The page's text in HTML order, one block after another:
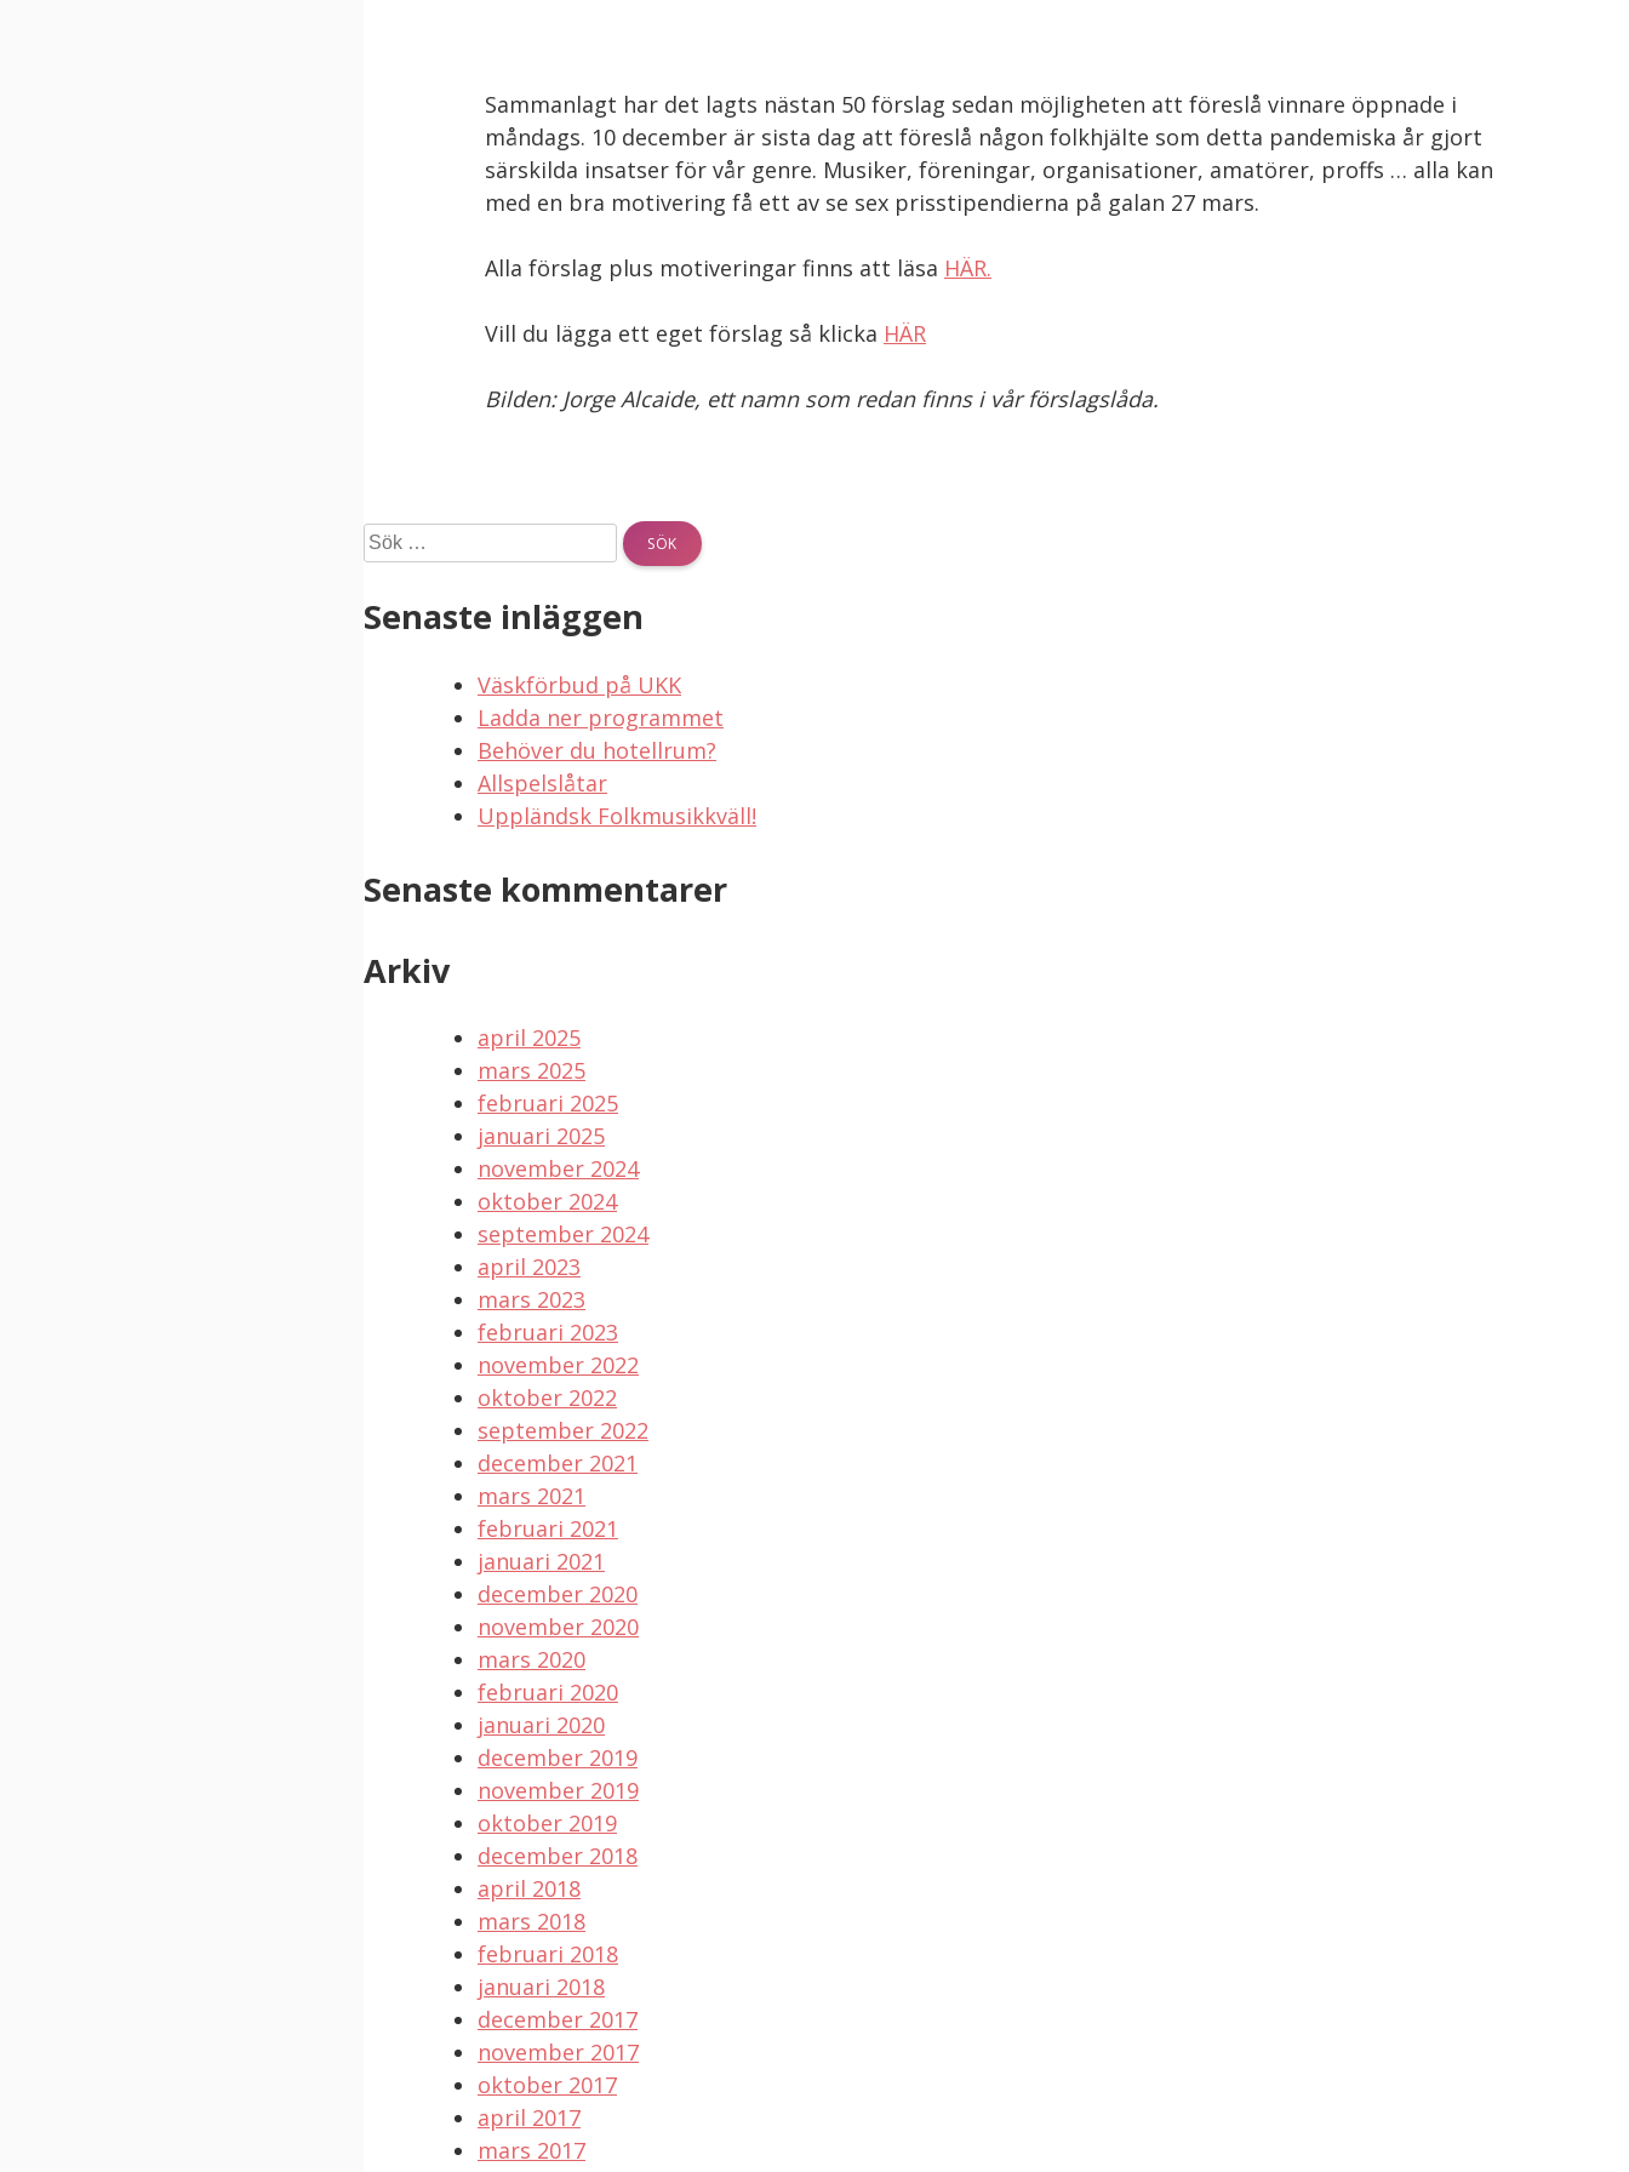
Sammanlagt har det lagts nästan 50 förslag sedan möjligheten att föreslå vinnare öppnade i
måndags. 10 december är sista dag att föreslå någon folkhjälte som detta pandemiska år gjort
särskilda insatser för vår genre. Musiker, föreningar, organisationer, amatörer, proffs … alla kan
med en bra motivering få ett av se sex prisstipendierna på galan 27 mars.
Alla förslag plus motiveringar finns att läsa HÄR.
Vill du lägga ett eget förslag så klicka HÄR
Bilden: Jorge Alcaide, ett namn som redan finns i vår förslagslåda.
Sök
efter:
Senaste inläggen
Väskförbud på UKK
Ladda ner programmet
Behöver du hotellrum?
Allspelslåtar
Uppländsk Folkmusikkväll!
Senaste kommentarer
Arkiv
april 2025
mars 2025
februari 2025
januari 2025
november 2024
oktober 2024
september 2024
april 2023
mars 2023
februari 2023
november 2022
oktober 2022
september 2022
december 2021
mars 2021
februari 2021
januari 2021
december 2020
november 2020
mars 2020
februari 2020
januari 2020
december 2019
november 2019
oktober 2019
december 2018
april 2018
mars 2018
februari 2018
januari 2018
december 2017
november 2017
oktober 2017
april 2017
mars 2017